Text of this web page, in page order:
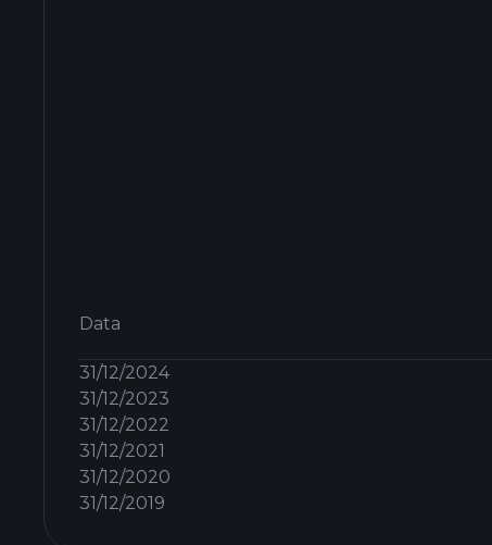
Data
31/12/2024
31/12/2023
31/12/2022
31/12/2021
31/12/2020
31/12/2019